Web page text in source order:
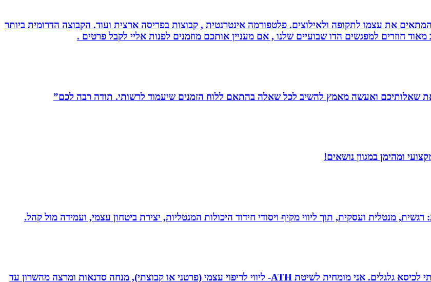
את עצמו לתקופה ולאילוצים. פלטפורמה אינטרנטית , קבוצות בפריסה ארצית ועוד. הקבוצה הדרומית ביותר
חוזרים למפגשים הדו שבועיים שלנו , אם מעניין אותכם מוזמנים לפנות אליי לקבל פרטים .
שאלותיכם ואעשה מאמץ להשיב לכל שאלה בהתאם ללוח הזמנים שיעמוד לרשותי. תודה רבה לכם”
ומהימן במגוון נושאים!
מנטלית ועסקית, תוך ליווי מקיף ויסודי חידוד היכולות המנטליות, יצירת ביטחון עצמי, ועמידה מול קהל.
טובה גיטי זינגר אחות טיפול נמרץ במקצועי בעקבות תאונה רותקתי לכיסא גלגלים. אני מומחית לשיטת ATH- ליווי לריפוי עצמי (פרטני או קבוצתי), מנחה סדנאות ומרצה מהשרון עד